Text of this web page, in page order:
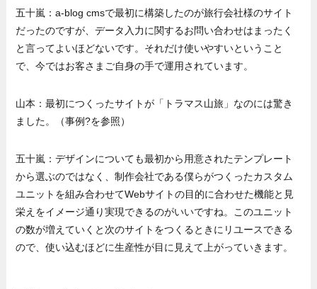
五十嵐：a-blog cmsで最初に構築したのが旅行会社様のサイト
だったのですが、データ入力に関するお問い合わせはまったく
と言ってよいほどないです。それだけ使いやすいということ
で、今ではお客さまご自身の手で運用されています。
山本：最初につくったサイトが「トラマス山旅」なのには驚き
ました。（事例?を参照）
五十嵐：デザインについても最初から用意されたテンプレート
から選ぶのではなく、制作会社である僕らがつくったカスタム
ユニットを組み合わせてWebサイトの目的に合わせた機能と見
栄えをイメージ通り実現できるのがいいですね。このユニット
の数が増えていくと次のサイトをつくるときにリユースできる
ので、使い込むほどに生産性が目に見えて上がっていきます。